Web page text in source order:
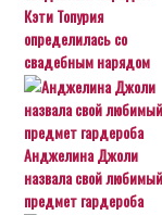
Кэти Топурия
определилась со
свадебным нарядом
Анджелина Джоли
назвала свой любимый
предмет гардероба